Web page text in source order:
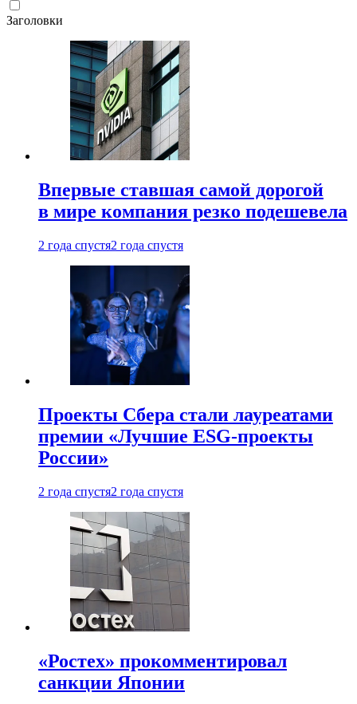
Заголовки
Впервые ставшая самой дорогой
в мире компания резко подешевела
2 года спустя2 года спустя
Проекты Сбера стали лауреатами
премии «Лучшие ESG-проекты
России»
2 года спустя2 года спустя
«Ростех» прокомментировал
санкции Японии